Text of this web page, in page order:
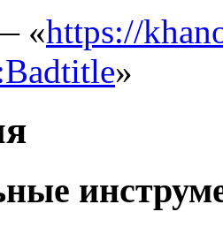
«https://
»